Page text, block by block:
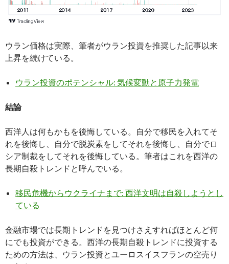
ウラン価格は実際、筆者がウラン投資を推奨した記事以来
上昇を続けている。
ウラン投資のポテンシャル: 気候変動と原子力発電
結論
西洋人は何もかもを後悔している。自分で移民を入れてそ
れを後悔し、自分で脱炭素をしてそれを後悔し、自分でロ
シア制裁をしてそれを後悔している。筆者はこれを西洋の
長期自殺トレンドと呼んでいる。
移民危機からウクライナまで: 西洋文明は自殺しようとし
ている
金融市場では長期トレンドを見つけさえすればほとんど何
にでも投資ができる。西洋の長期自殺トレンドに投資する
ための方法は、ウラン投資とユーロスイスフランの空売り